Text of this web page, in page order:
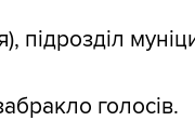
підрозділ
голосів.